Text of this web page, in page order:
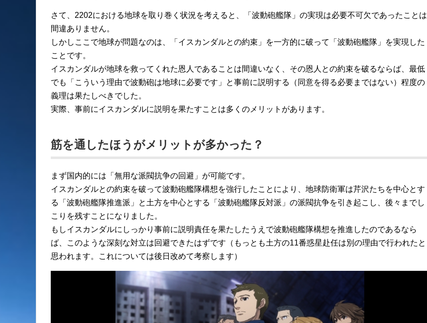
さて、2202における地球を取り巻く状況を考えると、「波動砲艦隊」の実現は必要不可欠であったことは
間違ありません。
しかしここで地球が問題なのは、「イスカンダルとの約束」を一方的に破って「波動砲艦隊」を実現した
ことです。
イスカンダルが地球を救ってくれた恩人であることは間違いなく、その恩人との約束を破るならば、最低
でも「こういう理由で波動砲は地球に必要です」と事前に説明する（同意を得る必要まではない）程度の
義理は果たしべきでした。
実際、事前にイスカンダルに説明を果たすことは多くのメリットがあります。
筋を通したほうがメリットが多かった？
まず国内的には「無用な派閥抗争の回避」が可能です。
イスカンダルとの約束を破って波動砲艦隊構想を強行したことにより、地球防衛軍は芹沢たちを中心とす
る「波動砲艦隊推進派」と土方を中心とする「波動砲艦隊反対派」の派閥抗争を引き起こし、後々までし
こりを残すことになりました。
もしイスカンダルにしっかり事前に説明責任を果たしたうえで波動砲艦隊構想を推進したのであるなら
ば、このような深刻な対立は回避できたはずです（もっとも土方の11番惑星赴任は別の理由で行われたと
思われます。これについては後日改めて考察します）